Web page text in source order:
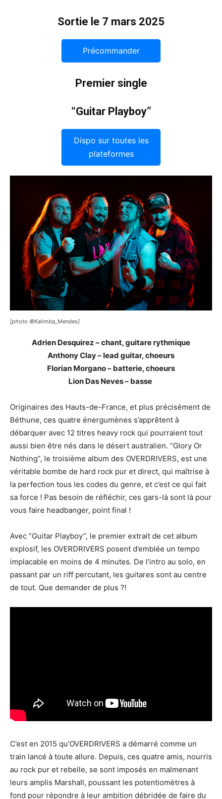
Sortie le 7 mars 2025
Précommander
Premier single
“Guitar Playboy”
Dispo sur toutes les
plateformes
[photo ©Kalimba_Mendes]
Adrien Desquirez – chant, guitare rythmique
Anthony Clay – lead guitar, choeurs
Florian Morgano – batterie, choeurs
Lion Das Neves – basse
Originaires des Hauts-de-France, et plus précisément de
Béthune, ces quatre énergumènes s’apprêtent à
débarquer avec 12 titres heavy rock qui pourraient tout
aussi bien être nés dans le désert australien. “Glory Or
Nothing”, le troisième album des OVERDRIVERS, est une
véritable bombe de hard rock pur et direct, qui maîtrise à
la perfection tous les codes du genre, et c’est ce qui fait
sa force ! Pas besoin de réfléchir, ces gars-là sont là pour
vous faire headbanger, point final !
Avec “Guitar Playboy”, le premier extrait de cet album
explosif, les OVERDRIVERS posent d’emblée un tempo
implacable en moins de 4 minutes. De l’intro au solo, en
passant par un riff percutant, les guitares sont au centre
de tout. Que demander de plus ?!
C’est en 2015 qu’OVERDRIVERS a démarré comme un
train lancé à toute allure. Depuis, ces quatre amis, nourris
au rock pur et rebelle, se sont imposés en malmenant
leurs amplis Marshall, poussant les potentiomètres à
fond pour répondre à leur ambition débridée de faire du